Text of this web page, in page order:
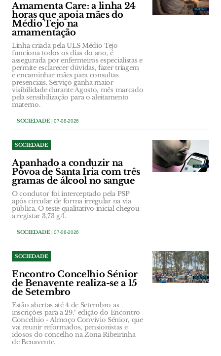
Amamenta Care: a linha 24
horas que apoia mães do
Médio Tejo na
amamentação
Linha criada pela ULS Médio Tejo
funciona todos os dias do ano, é
assegurada por enfermeiros especialistas e
permite esclarecer dúvidas, fazer triagem
e encaminhar mães para consultas
presenciais. Serviço ganha maior
visibilidade durante Agosto, mês marcado
pela sensibilização para o aleitamento
materno.
SOCIEDADE| 07-08-2026
SOCIEDADE
Apanhado a conduzir na
Póvoa de Santa Iria com três
gramas de álcool no sangue
O condutor foi interceptado pela PSP
após circular de forma irregular na via
pública. O teste qualitativo inicial chegou
a registar 3,73 g/l.
SOCIEDADE| 07-08-2026
SOCIEDADE
Encontro Concelhio Sénior
de Benavente realiza-se a 15
de Setembro
Estão abertas até 4 de Setembro as
inscrições para a 29.ª edição do Encontro
Concelhio - Almoço Convívio Sénior, que
vai reunir reformados, pensionistas e
idosos do concelho na Zona Ribeirinha
de Benavente.